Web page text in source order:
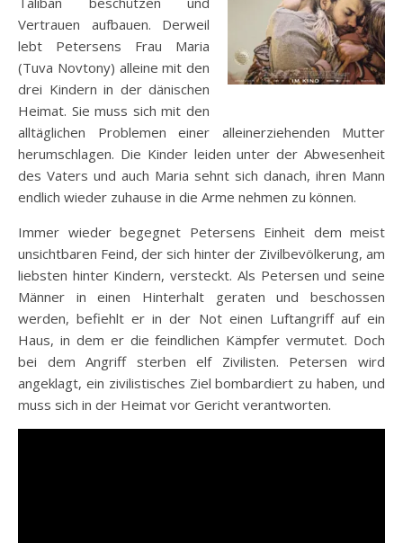
Vertrauen aufbauen. Derweil
lebt Petersens Frau Maria
(Tuva Novtony) alleine mit den
drei Kindern in der dänischen
Heimat. Sie muss sich mit den
alltäglichen Problemen einer alleinerziehenden Mutter
herumschlagen. Die Kinder leiden unter der Abwesenheit
des Vaters und auch Maria sehnt sich danach, ihren Mann
endlich wieder zuhause in die Arme nehmen zu können.
Immer wieder begegnet Petersens Einheit dem meist
unsichtbaren Feind, der sich hinter der Zivilbevölkerung, am
liebsten hinter Kindern, versteckt. Als Petersen und seine
Männer in einen Hinterhalt geraten und beschossen
werden, befiehlt er in der Not einen Luftangriff auf ein
Haus, in dem er die feindlichen Kämpfer vermutet. Doch
bei dem Angriff sterben elf Zivilisten. Petersen wird
angeklagt, ein zivilistisches Ziel bombardiert zu haben, und
muss sich in der Heimat vor Gericht verantworten.